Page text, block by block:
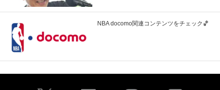
NBA docomo関連コンテンツをチェック🏀